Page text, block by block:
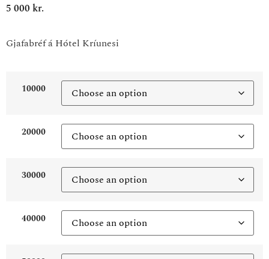
5 000 kr.
Gjafabréf á Hótel Kríunesi
10000
20000
30000
40000